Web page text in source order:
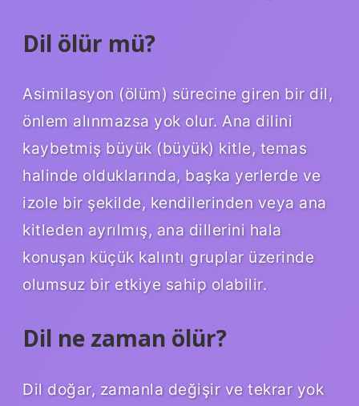
Dil ölür mü?
Asimilasyon (ölüm) sürecine giren bir dil,
önlem alınmazsa yok olur. Ana dilini
kaybetmiş büyük (büyük) kitle, temas
halinde olduklarında, başka yerlerde ve
izole bir şekilde, kendilerinden veya ana
kitleden ayrılmış, ana dillerini hala
konuşan küçük kalıntı gruplar üzerinde
olumsuz bir etkiye sahip olabilir.
Dil ne zaman ölür?
Dil doğar, zamanla değişir ve tekrar yok